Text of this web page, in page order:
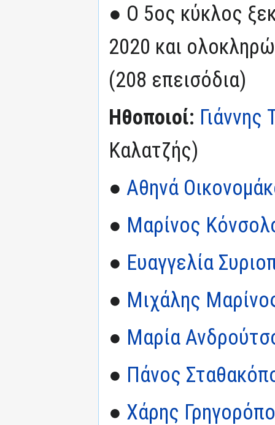
● Ο 5ος κύκλος
2020 και
(208 επεισόδια)
Ηθοποιοί: Γιάννης
Καλατζής)
● Αθηνά
● Μαρίνος
● Ευαγγελία
● Μιχάλης
● Μαρία
● Πάνος
● Χάρης